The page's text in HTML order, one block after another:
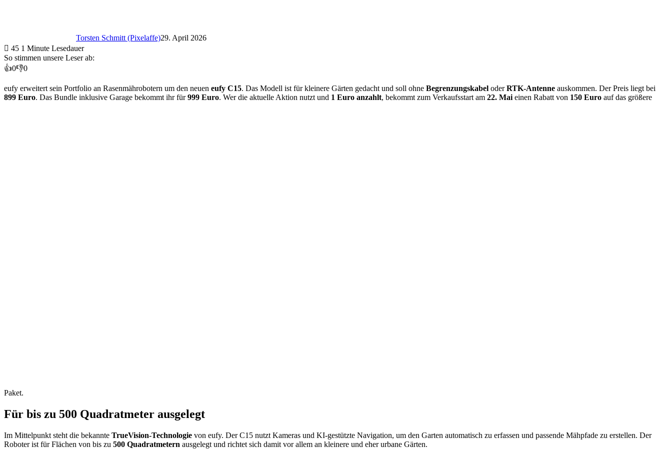
Torsten Schmitt (Pixelaffe)29. April 2026
45 1 Minute Lesedauer
So stimmen unsere Leser ab:
👍0👎0
eufy erweitert sein Portfolio an Rasenmährobotern um den neuen eufy C15. Das Modell ist für kleinere Gärten gedacht und soll ohne Begrenzungskabel oderRTK-Antenne auskommen. Der Preis liegt bei
899 Euro. Das Bundle inklusive Garage bekommt ihr für999 Euro. Wer die aktuelle Aktion nutzt und 1 Euro anzahlt, bekommt zum Verkaufsstart am 22. Mai einen Rabatt von 150 Euro auf das größere
Paket.
Für bis zu 500 Quadratmeter ausgelegt
Im Mittelpunkt steht die bekannte TrueVision-Technologie von eufy. Der C15 nutzt Kameras und KI-gestützte Navigation, um den Garten automatisch zu erfassen und passende Mähpfade zu erstellen. Der
Roboter ist für Flächen von bis zu 500 Quadratmetern ausgelegt und richtet sich damit vor allem an kleinere und eher urbane Gärten.